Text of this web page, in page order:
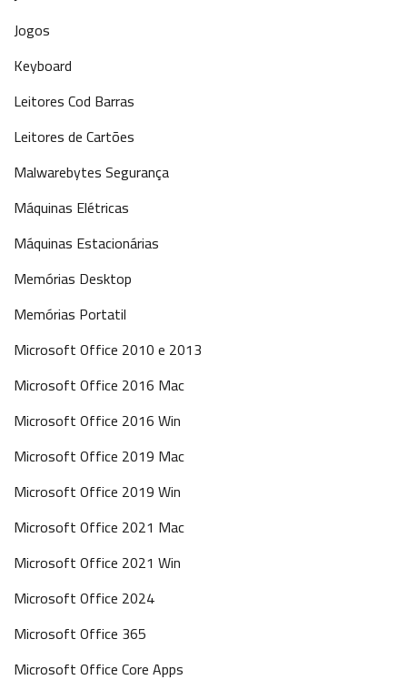
Jogos
Keyboard
Leitores Cod Barras
Leitores de Cartões
Malwarebytes Segurança
Máquinas Elétricas
Máquinas Estacionárias
Memórias Desktop
Memórias Portatil
Microsoft Office 2010 e 2013
Microsoft Office 2016 Mac
Microsoft Office 2016 Win
Microsoft Office 2019 Mac
Microsoft Office 2019 Win
Microsoft Office 2021 Mac
Microsoft Office 2021 Win
Microsoft Office 2024
Microsoft Office 365
Microsoft Office Core Apps